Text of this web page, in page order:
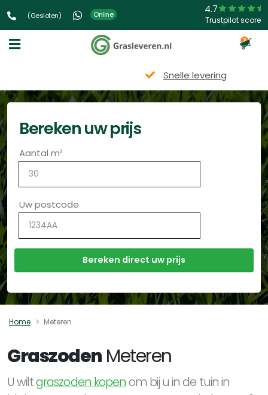
(Gesloten) Online 4.7
Trustpilot score
3
Snelle levering
Bereken uw prijs
Aantal m²
Uw postcode
Home Meteren
Graszoden Meteren
U wiltgraszoden kopenom bij u in de tuin in